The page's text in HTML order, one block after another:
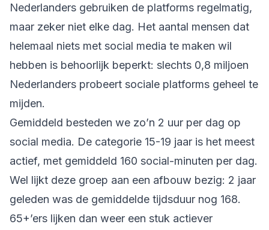
Nederlanders gebruiken de platforms regelmatig,
maar zeker niet elke dag. Het aantal mensen dat
helemaal niets met social media te maken wil
hebben is behoorlijk beperkt: slechts 0,8 miljoen
Nederlanders probeert sociale platforms geheel te
mijden.
Gemiddeld besteden we zo’n 2 uur per dag op
social media. De categorie 15-19 jaar is het meest
actief, met gemiddeld 160 social-minuten per dag.
Wel lijkt deze groep aan een afbouw bezig: 2 jaar
geleden was de gemiddelde tijdsduur nog 168.
65+’ers lijken dan weer een stuk actiever